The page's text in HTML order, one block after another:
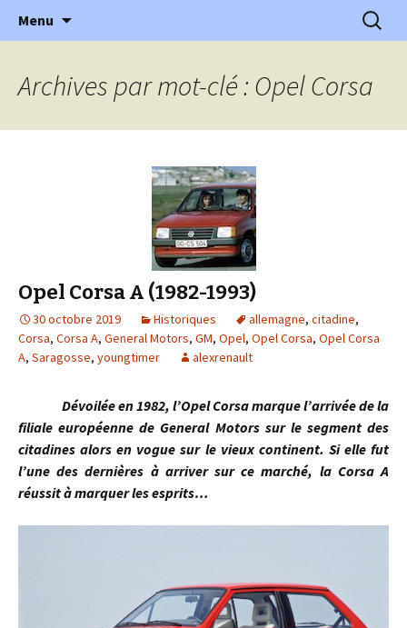
l'Automobile Ancienne
l'automobile ancienne : articles, historiques
…
Menu
Archives par mot-clé : Opel Corsa
Opel Corsa A (1982-1993)
30 octobre 2019 Historiques allemagne, citadine,
Corsa, Corsa A, General Motors, GM, Opel, Opel Corsa, Opel Corsa
A, Saragosse, youngtimer alexrenault
Dévoilée en 1982, l’Opel Corsa marque l’arrivée de la
filiale européenne de General Motors sur le segment des
citadines alors en vogue sur le vieux continent. Si elle fut
l’une des dernières à arriver sur ce marché, la Corsa A
réussit à marquer les esprits…